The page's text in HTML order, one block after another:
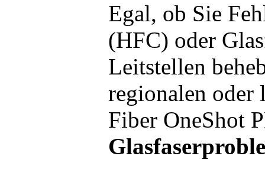
Egal, ob Sie
(HFC) oder
Leitstellen
regionalen oder
Fiber OneShot